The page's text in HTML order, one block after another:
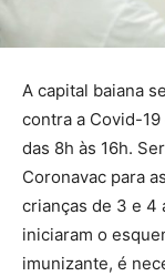
A capital baiana
contra a Covid-
das 8h às 16h.
Coronavac para
crianças de 3 e 4
iniciaram o
imunizante, é